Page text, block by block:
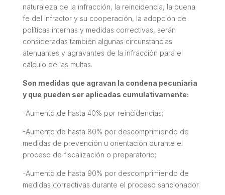
naturaleza de la infracción, la reincidencia, la buena
fe del infractor y su cooperación, la adopción de
políticas internas y medidas correctivas, serán
consideradas también algunas circunstancias
atenuantes y agravantes de la infracción para el
cálculo de las multas.
Son medidas que agravan la condena pecuniaria
y que pueden ser aplicadas cumulativamente:
-Aumento de hasta 40% por reincidencias;
-Aumento de hasta 80% por descomprimiendo de
medidas de prevención u orientación durante el
proceso de fiscalización o preparatorio;
-Aumento de hasta 90% por descomprimiendo de
medidas correctivas durante el proceso sancionador.